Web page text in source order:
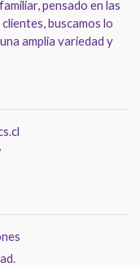
pensado en las
buscamos lo
amplia variedad y